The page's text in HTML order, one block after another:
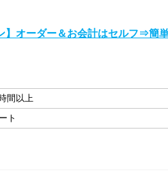
】オーダー＆お会計はセルフ⇒簡
間以上
ト